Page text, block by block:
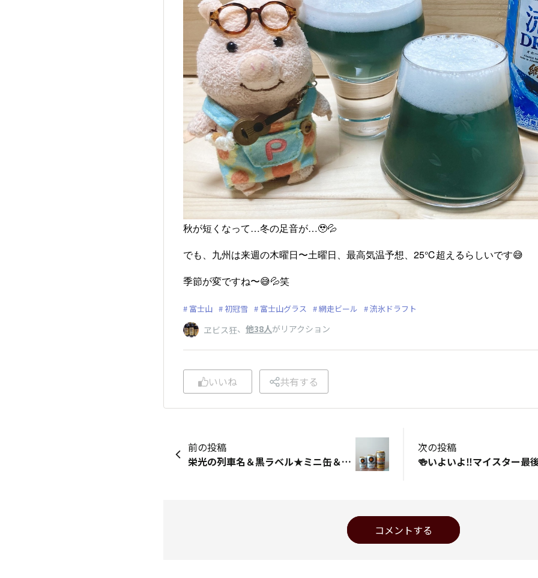
秋が短くなって…冬の足音が…🥹💦
でも、九州は来週の木曜日〜土曜日、最高気温予想、25℃超えるらしいです😅
季節が変ですね〜😅💦笑
富士山 初冠雪 富士山グラス 網走ビール 流氷ドラフト
ヱビス狂、 他38人がリアクション
いいね 共有する
前の投稿
栄光の列車名＆黒ラベル★ミニ缶＆ミニミニ缶
次の投稿
🍻いよいよ‼️マイスター最
コメントする